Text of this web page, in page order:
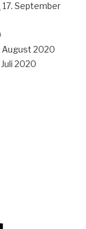
17. September
August 2020
Juli 2020